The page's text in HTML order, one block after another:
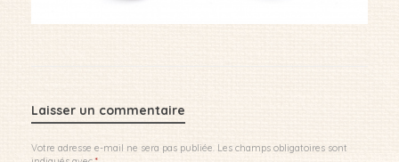
Laisser un commentaire
Votre adresse e-mail ne sera pas publiée. Les champs obligatoires sont